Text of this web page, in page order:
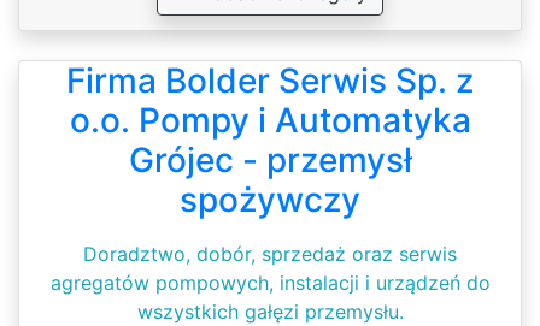
Firma Bolder Serwis Sp. z
o.o. Pompy i Automatyka
Grójec - przemysł
spożywczy
Doradztwo, dobór, sprzedaż oraz serwis
agregatów pompowych, instalacji i urządzeń do
wszystkich gałęzi przemysłu.